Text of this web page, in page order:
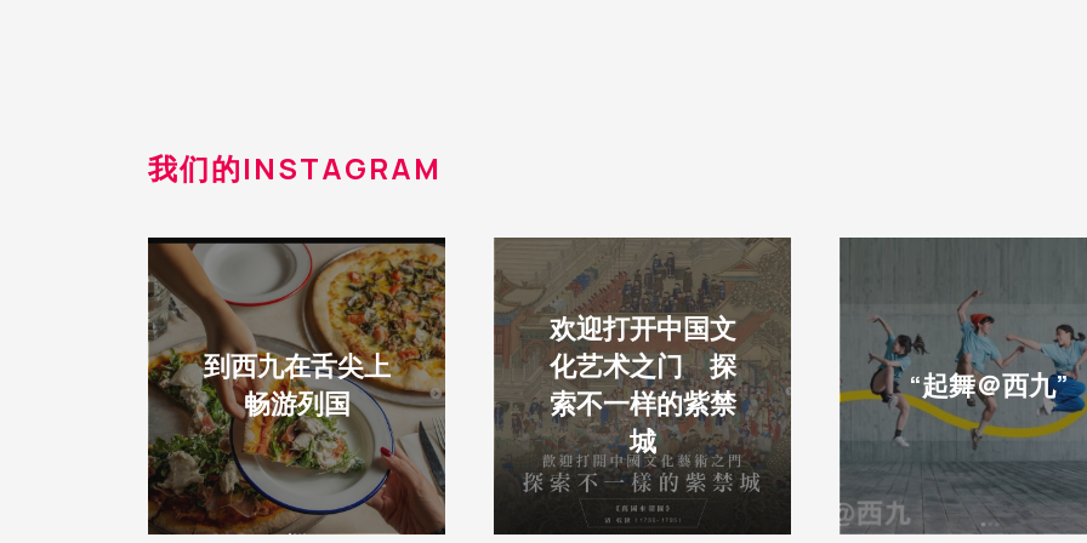
我们的INSTAGRAM
到西九在舌尖上
畅游列国
欢迎打开中国文
化艺术之门 探
索不一样的紫禁
城
“起舞＠西九”